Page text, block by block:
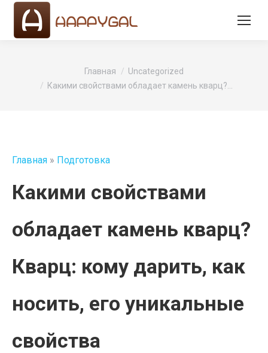
Главная
Uncategorized
Какими свойствами обладает камень кварц?…
Главная » Подготовка
Какими свойствами
обладает камень кварц?
Кварц: кому дарить, как
носить, его уникальные
свойства